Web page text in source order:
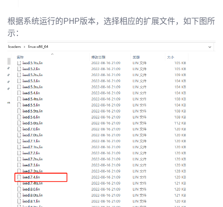
根据系统运行的PHP版本，选择相应的扩展文件，如下图所
示：